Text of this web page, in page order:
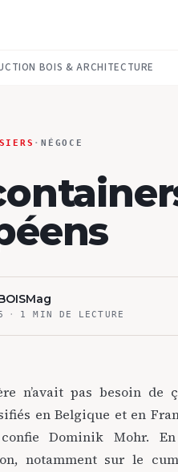
BOIS & ARCHITECTURE
·NÉGOCE
· 1 MIN DE LECTURE
n’avait pas besoin de
en Belgique et en
Dominik Mohr.
notamment sur le